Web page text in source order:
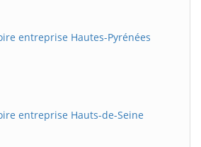
entreprise Hautes-Pyrénées
entreprise Hauts-de-Seine